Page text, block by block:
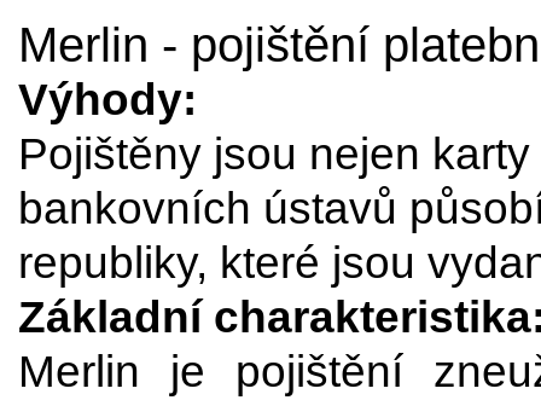
Merlin - pojištění
Výhody:
Pojištěny jsou nejen
bankovních ústavů
republiky, které jsou
Základní
Merlin je pojištění